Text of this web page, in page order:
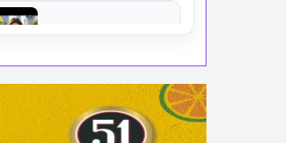
#1 ANAPU AGENTE IMPRENSA